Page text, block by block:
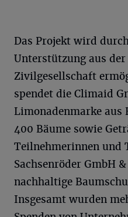
Das Projekt wird
Unterstützung aus
Zivilgesellschaft
spendet die Climaid
Limonadenmarke aus
400 Bäume sowie
Teilnehmerinnen und
Sachsenröder GmbH
nachhaltige
Insgesamt wurden